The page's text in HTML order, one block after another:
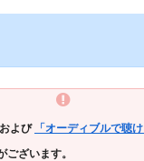
および 「オーディブルで聴け
ざいます。